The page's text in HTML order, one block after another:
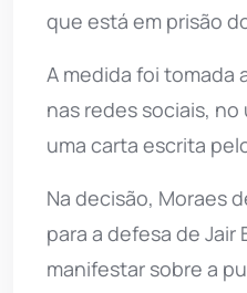
que está em prisão
A medida foi tomada
nas redes sociais, no
uma carta escrita
Na decisão, Moraes
para a defesa de Jair
manifestar sobre a